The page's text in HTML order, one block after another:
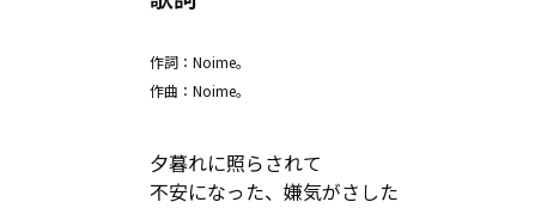
作詞： Noime。
作曲： Noime。
夕暮れに照らされて
不安になった、嫌気がさした